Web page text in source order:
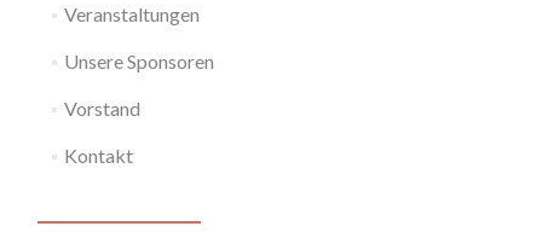
Veranstaltungen
Unsere Sponsoren
Vorstand
Kontakt